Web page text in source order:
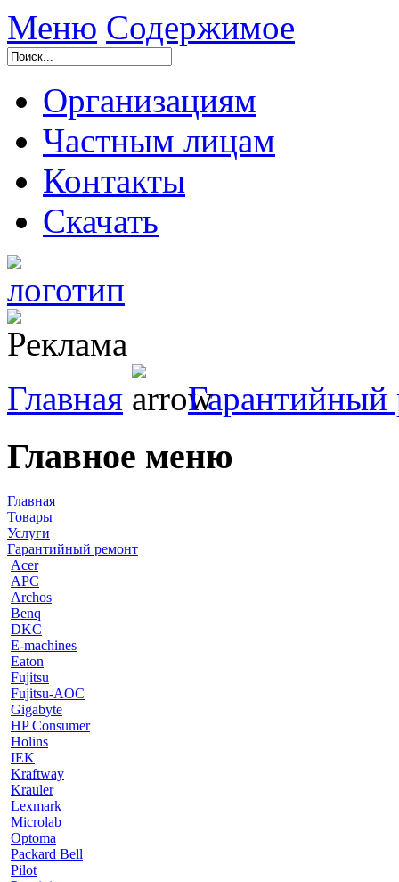
Меню Содержимое
Организациям
Частным лицам
Контакты
Скачать
Главная Гарантийный
Главное меню
Главная
Товары
Услуги
Гарантийный ремонт
Acer
APC
Archos
Benq
DKC
E-machines
Eaton
Fujitsu
Fujitsu-AOC
Gigabyte
HP Consumer
Holins
IEK
Kraftway
Krauler
Lexmark
Microlab
Optoma
Packard Bell
Pilot